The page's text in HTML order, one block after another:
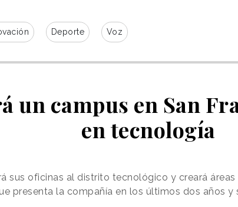
Deporte Voz
un campus en San
en tecnología
sus oficinas al distrito tecnológico y creará
presenta la compañía en los últimos dos años y